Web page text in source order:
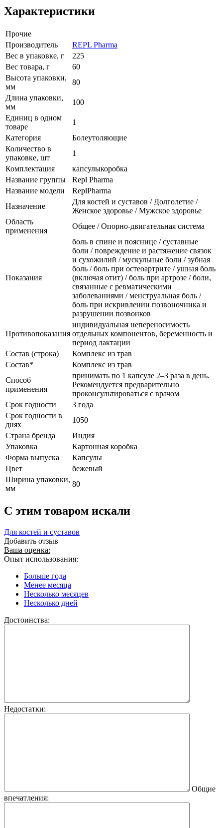
Характеристики
Прочие
Производитель
REPL Pharma
Вес в упаковке, г
225
Вес товара, г
60
Высота упаковки,
мм
80
Длина упаковки,
мм
100
Единиц в одном
товаре
1
Категория
Болеутоляющие
Количество в
упаковке, шт
1
Комплектация
капсулыкоробка
Название группы
Repl Pharma
Название модели
ReplPharma
Назначение
Для костей и суставов / Долголетие /
Женское здоровье / Мужское здоровье
Область
применения
Общее / Опорно-двигательная система
Показания
боль в спине и пояснице / суставные
боли / повреждение и растяжение связок
и сухожилий / мускульные боли / зубная
боль / боль при остеоартрите / ушная боль
(включая отит) / боль при артрозе / боли,
связанные с ревматическими
заболеваниями / менструальная боль /
боль при искривлении позвоночника и
разрушении позвонков
Противопоказания
индивидуальная непереносимость
отдельных компонентов, беременность и
период лактации
Состав (строка)
Комплекс из трав
Состав*
Комплекс из трав
Способ
применения
принимать по 1 капсуле 2–3 раза в день.
Рекомендуется предварительно
проконсультироваться с врачом
Срок годности
3 года
Срок годности в
днях
1050
Страна бренда
Индия
Упаковка
Картонная коробка
Форма выпуска
Капсулы
Цвет
бежевый
Ширина упаковки,
мм
80
C этим товаром искали
Для костей и суставов
Добавить отзыв
Ваша оценка:
Опыт использования:
Больше года
Менее месяца
Несколько месяцев
Несколько дней
Достоинства:
Недостатки:
Общие
впечатления: